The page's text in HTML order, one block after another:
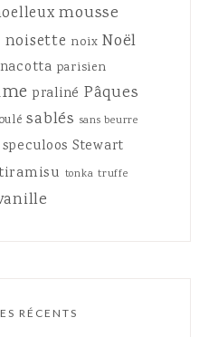
mousse
noisette noix Noël
parisien
praliné Pâques
sablés sans beurre
speculoos Stewart
tonka truffe
RÉCENTS